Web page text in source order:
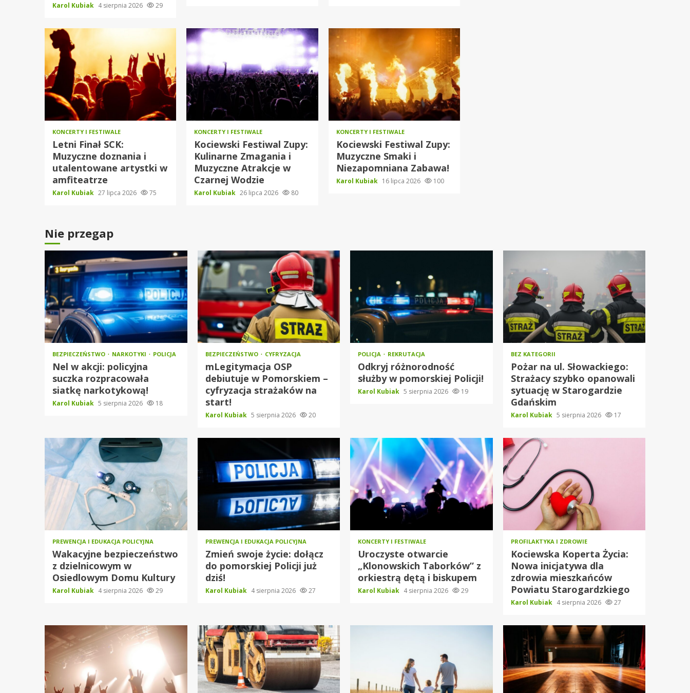
Karol Kubiak 4 sierpnia 2026 29
KONCERTY I FESTIWALE
Letni Finał SCK:
Muzyczne doznania i
utalentowane artystki w
amfiteatrze
Karol Kubiak 27 lipca 2026 75
KONCERTY I FESTIWALE
Kociewski Festiwal Zupy:
Kulinarne Zmagania i
Muzyczne Atrakcje w
Czarnej Wodzie
Karol Kubiak 26 lipca 2026 80
KONCERTY I FESTIWALE
Kociewski Festiwal Zupy:
Muzyczne Smaki i
Niezapomniana Zabawa!
Karol Kubiak 16 lipca 2026 100
Nie przegap
BEZPIECZEŃSTWO NARKOTYKI POLICJA
Nel w akcji: policyjna
suczka rozpracowała
siatkę narkotykową!
Karol Kubiak 5 sierpnia 2026 18
BEZPIECZEŃSTWO CYFRYZACJA
mLegitymacja OSP
debiutuje w Pomorskiem –
cyfryzacja strażaków na
start!
Karol Kubiak 5 sierpnia 2026 20
POLICJA REKRUTACJA
Odkryj różnorodność
służby w pomorskiej Policji!
Karol Kubiak 5 sierpnia 2026 19
BEZ KATEGORII
Pożar na ul. Słowackiego:
Strażacy szybko opanowali
sytuację w Starogardzie
Gdańskim
Karol Kubiak 5 sierpnia 2026 17
PREWENCJA I EDUKACJA POLICYJNA
Wakacyjne bezpieczeństwo
z dzielnicowym w
Osiedlowym Domu Kultury
Karol Kubiak 4 sierpnia 2026 29
PREWENCJA I EDUKACJA POLICYJNA
Zmień swoje życie: dołącz
do pomorskiej Policji już
dziś!
Karol Kubiak 4 sierpnia 2026 27
KONCERTY I FESTIWALE
Uroczyste otwarcie
„Klonowskich Taborków” z
orkiestrą dętą i biskupem
Karol Kubiak 4 sierpnia 2026 29
PROFILAKTYKA I ZDROWIE
Kociewska Koperta Życia:
Nowa inicjatywa dla
zdrowia mieszkańców
Powiatu Starogardzkiego
Karol Kubiak 4 sierpnia 2026 27